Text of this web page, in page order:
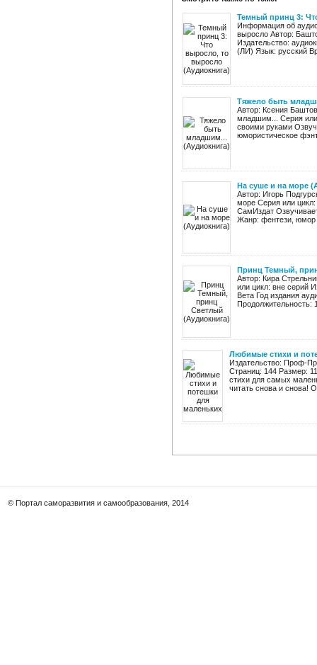
Темный принц 3:
Информация об
выросло Автор:
Издательство:
(ЛИ) Язык: русский
Тяжело быть
Автор: Ксения
младшим... Серия или
своими руками
юмористическое
На суше и на море
Автор: Игорь
море Серия или цикл:
СамИздат
Жанр: фентези, юмор
Принц Темный,
Автор: Кира
или цикл: вне серий
Вета Год издания
Продолжительность:
Любимые стихи и
Издательство: Проф-
Страниц: 144 Размер:
стихи для самых
читать снова и снова!
© Портал саморазвития и самообразования, 2014